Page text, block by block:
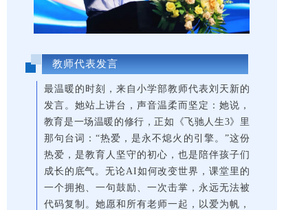
教师代表发言
最温暖的时刻，来自小学部教师代表刘天新的
发言。她站上讲台，声音温柔而坚定：她说，
教育是一场温暖的修行，正如《飞驰人生3》里
那句台词：“热爱，是永不熄火的引擎。”这份
热爱，是教育人坚守的初心，也是陪伴孩子们
成长的底气。无论AI如何改变世界，课堂里的
一个拥抱、一句鼓励、一次击掌，永远无法被
代码复制。她愿和所有老师一起，以爱为帆，